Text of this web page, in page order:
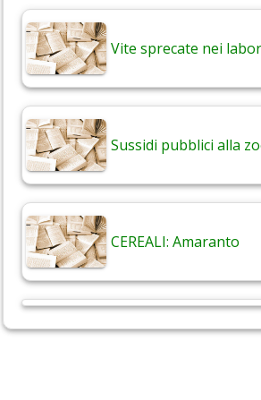
Vite sprecate nei
Sussidi pubblici alla
CEREALI: Amaranto